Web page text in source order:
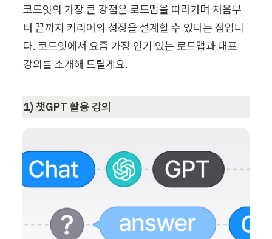
코드잇의 가장 큰 강점은 로드맵을 따라가며 처음부
터 끝까지 커리어의 성장을 설계할 수 있다는 점입니
다. 코드잇에서 요즘 가장 인기 있는 로드맵과 대표
강의를 소개해 드릴게요.
1) 챗GPT 활용 강의